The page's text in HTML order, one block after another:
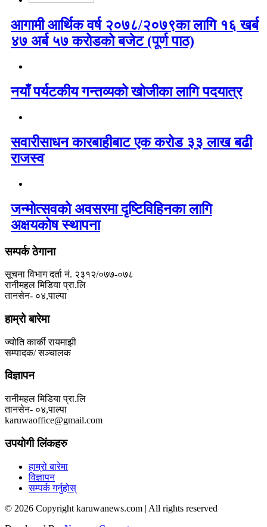
आगामी आर्थिक वर्ष २०७८/२०७९का लागि १६ खर्ब
४७ अर्ब ५७ करोडको बजेट (पूर्ण पाठ)
नयाँ पर्यटकीय गन्तव्यको खोजीका लागि पदयात्र
सवारीसाधन कारबाहीबाट एक करोड ३३ लाख बढी
राजस्व
जन्मोत्सवको अवसरमा दृष्टिविहिनका लागि
अक्षयकोष स्थापना
सम्पर्क ठेगाना
सूचना विभाग दर्ता नं. २३१२/०७७-०७८
रानीमहल मिडिया प्रा.लि
तानसेन- ०४,पाल्पा
हाम्रो बारेमा
ज्योति कार्की रायमाझी
सम्पादक/ सञ्चालक
विज्ञापन
रानीमहल मिडिया प्रा.लि
तानसेन- ०४,पाल्पा
karuwaoffice@gmail.com
उपयोगी लिंकहरु
हाम्रो बारेमा
विज्ञापन
सम्पर्क गर्नुहोस्
© 2026 Copyright karuwanews.com | All rights reserved